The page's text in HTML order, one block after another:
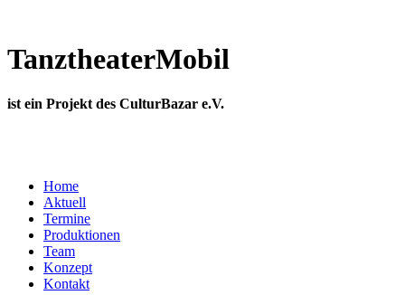
TanztheaterMobil
ist ein Projekt des CulturBazar e.V.
Home
Aktuell
Termine
Produktionen
Team
Konzept
Kontakt